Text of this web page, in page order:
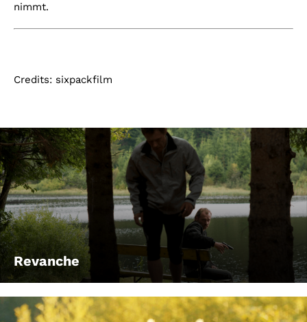
nimmt.
Credits: sixpackfilm
Revanche